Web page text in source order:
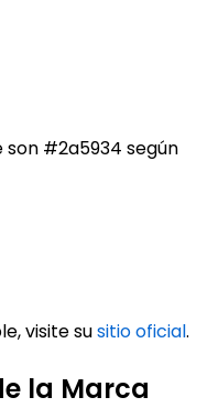
son #2a5934 según
visite susitio oficial.
la Marca